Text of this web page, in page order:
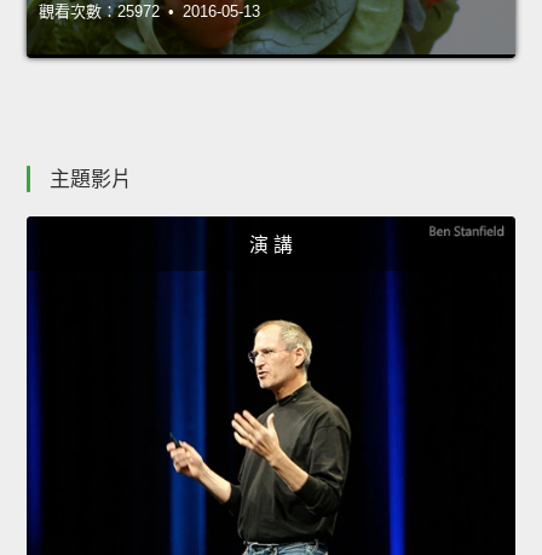
觀看次數：25972 • 2016-05-13
主題影片
演 講